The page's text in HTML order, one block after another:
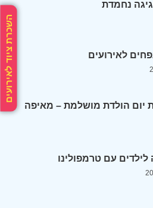
השכרת ציוד לאירועים
נחמדת
לאירועים
יום הולדת מושלמת – מאיפה
לילדים עם טרמפולינו